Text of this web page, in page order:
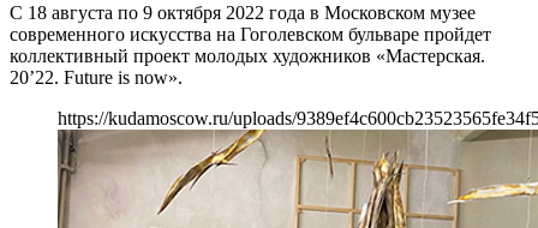
С 18 августа по 9 октября 2022 года в Московском музее
современного искусства на Гоголевском бульваре пройдет
коллективный проект молодых художников «Мастерская.
20’22. Future is now».
https://kudamoscow.ru/uploads/